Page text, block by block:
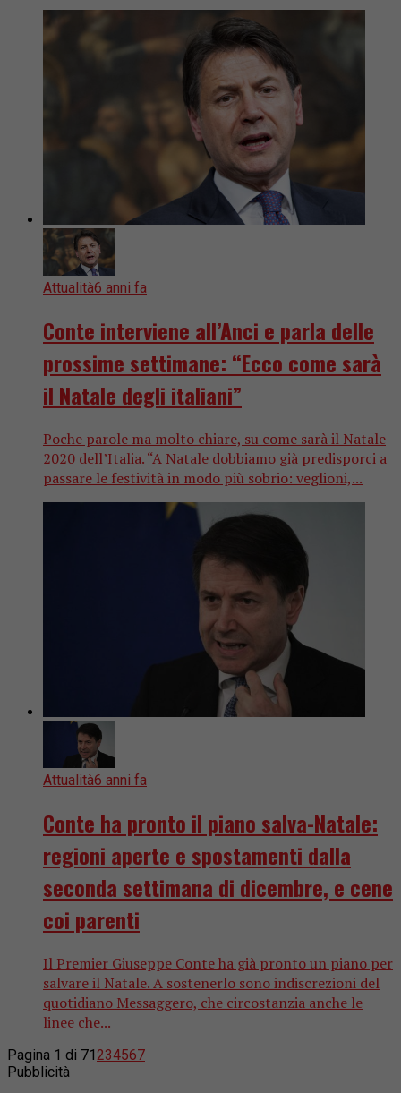
Attualità6 anni fa
Conte interviene all’Anci e parla delle
prossime settimane: “Ecco come sarà
il Natale degli italiani”
Poche parole ma molto chiare, su come sarà il Natale
2020 dell’Italia. “A Natale dobbiamo già predisporci a
passare le festività in modo più sobrio: veglioni,...
Attualità6 anni fa
Conte ha pronto il piano salva-Natale:
regioni aperte e spostamenti dalla
seconda settimana di dicembre, e cene
coi parenti
Il Premier Giuseppe Conte ha già pronto un piano per
salvare il Natale. A sostenerlo sono indiscrezioni del
quotidiano Messaggero, che circostanzia anche le
linee che...
Pagina 1 di 71 234567
Pubblicità